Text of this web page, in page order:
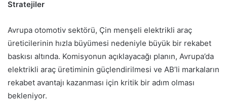
Stratejiler
Avrupa otomotiv sektörü, Çin menşeli elektrikli araç
üreticilerinin hızla büyümesi nedeniyle büyük bir rekabet
baskısı altında. Komisyonun açıklayacağı planın, Avrupa’da
elektrikli araç üretiminin güçlendirilmesi ve AB’li markaların
rekabet avantajı kazanması için kritik bir adım olması
bekleniyor.